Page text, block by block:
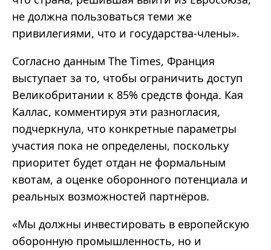
не должна пользоваться теми же
привилегиями, что и государства-члены».
Согласно данным The Times, Франция
выступает за то, чтобы ограничить доступ
Великобритании к 85% средств фонда. Кая
Каллас, комментируя эти разногласия,
подчеркнула, что конкретные параметры
участия пока не определены, поскольку
приоритет будет отдан не формальным
квотам, а оценке оборонного потенциала и
реальных возможностей партнёров.
«Мы должны инвестировать в европейскую
оборонную промышленность, но и